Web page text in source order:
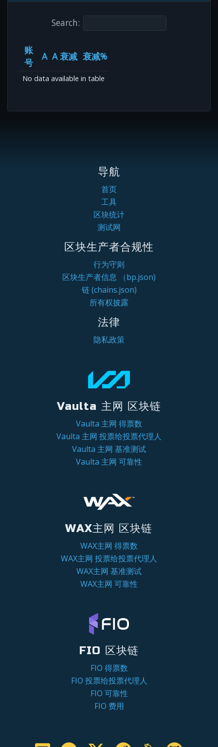
Search:
账
号
A A 衰减 衰减%
No data available in table
导航
首页
工具
区块统计
测试网
区块生产者合规性
行为守则
区块生产者信息 （bp.json)
链 (chains.json)
所有权披露
法律
隐私政策
Vaulta 主网 区块链
Vaulta 主网 得票数
Vaulta 主网 投票给投票代理人
Vaulta 主网 基准测试
Vaulta 主网 可靠性
WAX主网 区块链
WAX主网 得票数
WAX主网 投票给投票代理人
WAX主网 基准测试
WAX主网 可靠性
FIO 区块链
FIO 得票数
FIO 投票给投票代理人
FIO 可靠性
FIO 费用